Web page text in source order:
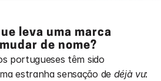
leva uma marca
de nome?
portugueses têm sido
estranha sensação de déjà vu: